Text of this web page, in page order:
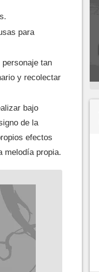
para
tan
y recolectar
bajo
de la
efectos
melodía propia.